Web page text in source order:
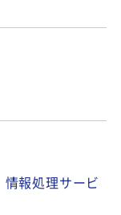
報処理サービ